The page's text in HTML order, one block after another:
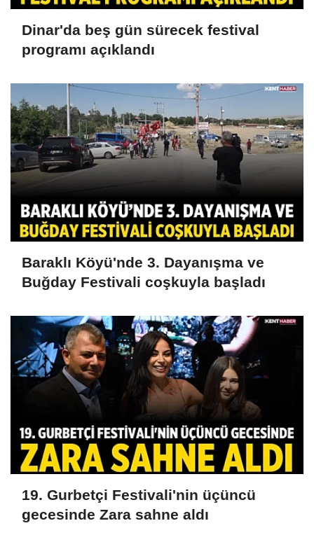
Dinar'da beş gün sürecek festival
programı açıklandı
Baraklı Köyü'nde 3. Dayanışma ve
Buğday Festivali coşkuyla başladı
19. Gurbetçi Festivali'nin üçüncü
gecesinde Zara sahne aldı